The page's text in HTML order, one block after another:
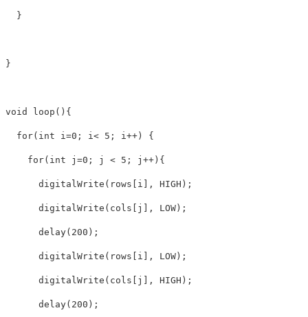
}
}
void loop (){
for( int i =0 ; i < 5 ; i ++) {
for( int j =0 ; j < 5 ; j ++){
digitalWrite ( rows [ i ], HIGH );
digitalWrite ( cols [ j ], LOW);
delay( 200 );
digitalWrite ( rows [ i ], LOW);
digitalWrite ( cols [ j ], HIGH );
delay( 200 );